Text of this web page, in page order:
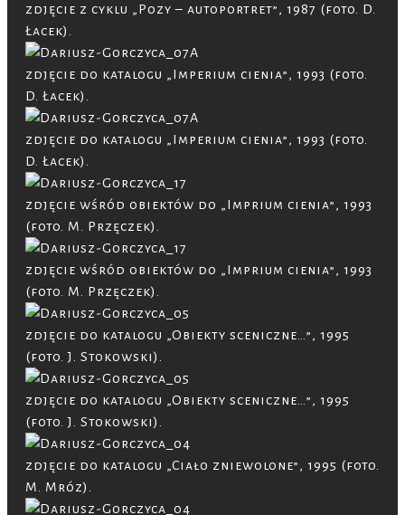
zdjęcie z cyklu „Pozy – autoportret”, 1987 (foto. D.
Łacek).
zdjęcie do katalogu „Imperium cienia”, 1993 (foto.
D. Łacek).
zdjęcie do katalogu „Imperium cienia”, 1993 (foto.
D. Łacek).
zdjęcie wśród obiektów do „Imprium cienia”, 1993
(foto. M. Przęczek).
zdjęcie wśród obiektów do „Imprium cienia”, 1993
(foto. M. Przęczek).
zdjęcie do katalogu „Obiekty sceniczne…”, 1995
(foto. J. Stokowski).
zdjęcie do katalogu „Obiekty sceniczne…”, 1995
(foto. J. Stokowski).
zdjęcie do katalogu „Ciało zniewolone”, 1995 (foto.
M. Mróz).